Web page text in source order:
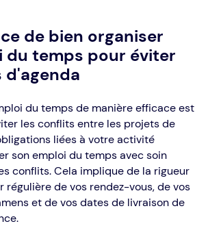
de bien organiser
du temps pour éviter
d'agenda
du temps de manière efficace est
les conflits entre les projets de
liées à votre activité
son emploi du temps avec soin
conflits. Cela implique de la rigueur
régulière de vos rendez-vous, de vos
et de vos dates de livraison de